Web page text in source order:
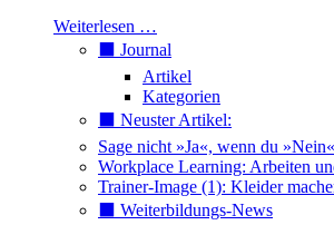
Weiterlesen …
⬛️ Journal
Artikel
Kategorien
⬛️ Neuster Artikel:
Sage nicht »Ja«, wenn du
Workplace Learning: Arbeiten
Trainer-Image (1): Kleider
⬛️ Weiterbildungs-News